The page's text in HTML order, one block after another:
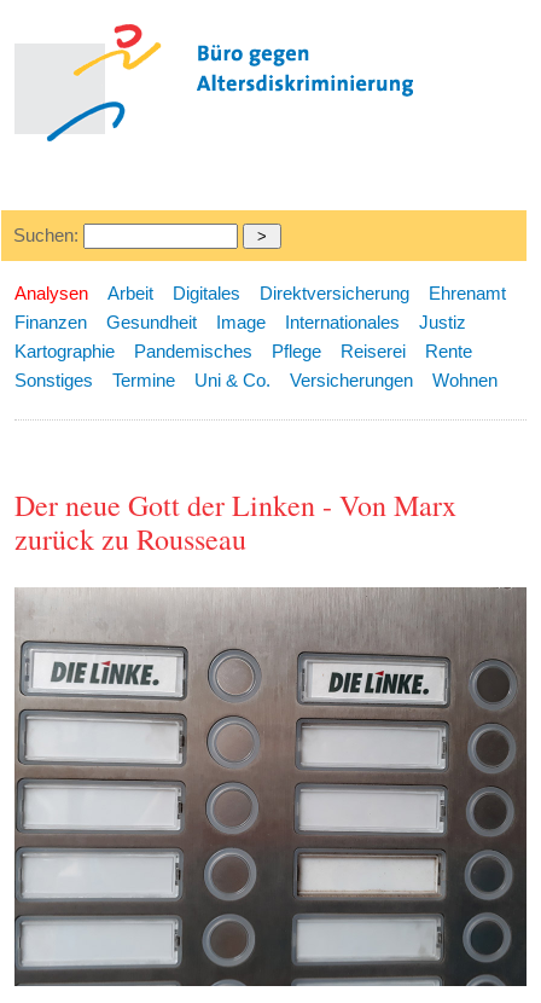
Suchen:
Analysen Arbeit Digitales Direktversicherung
Ehrenamt
Finanzen
Gesundheit Image Internationales
Justiz
Kartographie
Pandemisches Pflege Reiserei
Rente
Sonstiges
Termine Uni & Co. Versicherungen Wohnen
Der neue Gott der Linken - Von Marx
zurück zu Rousseau